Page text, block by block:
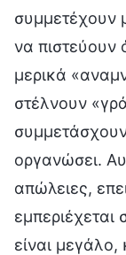
συμμετέχουν
να πιστεύουν
μερικά
στέλνουν
οργανώσει.
απώλειες,
εμπεριέχεται
είναι μεγάλο,